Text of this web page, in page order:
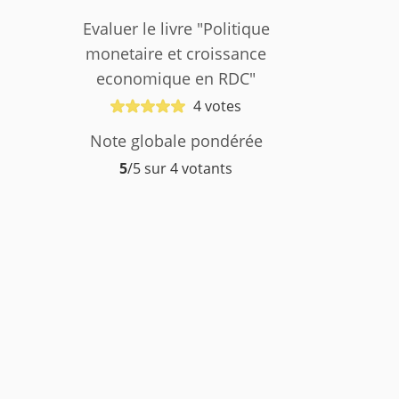
Evaluer le livre "Politique
monetaire et croissance
economique en RDC"
4 votes
Note globale pondérée
5/5 sur 4 votants